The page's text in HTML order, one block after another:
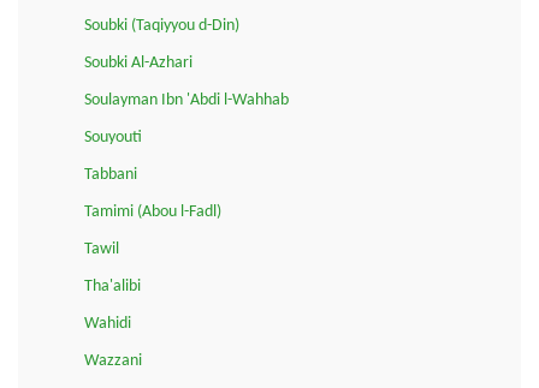
Soubki (Taqiyyou d-Din)
Soubki Al-Azhari
Soulayman Ibn 'Abdi l-Wahhab
Souyouti
Tabbani
Tamimi (Abou l-Fadl)
Tawil
Tha'alibi
Wahidi
Wazzani